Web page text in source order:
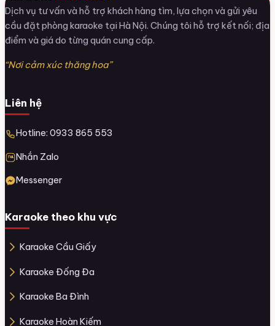
Dịch vụ tư vấn và hỗ trợ khách hàng tìm, lựa chọn và gửi yêu
cầu đặt phòng karaoke tại Hà Nội. Chúng tôi hỗ trợ kết nối; địa
điểm và giá do từng quán cung cấp.
“Nơi cảm xúc thăng hoa”
Liên hệ
Hotline: 0933 865 553
Nhắn Zalo
Messenger
Karaoke theo khu vực
Karaoke Cầu Giấy
Karaoke Đống Đa
Karaoke Ba Đình
Karaoke Hoàn Kiếm